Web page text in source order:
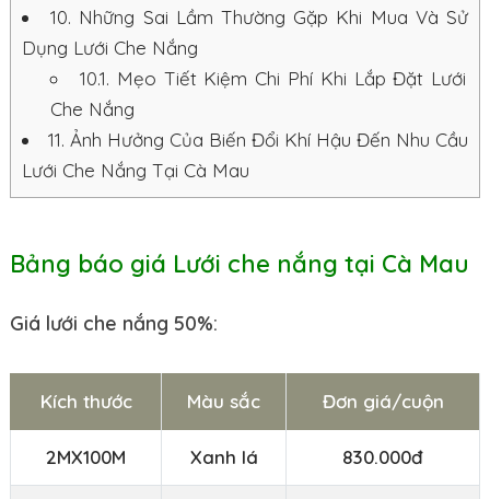
10. Những Sai Lầm Thường Gặp Khi Mua Và Sử
Dụng Lưới Che Nắng
10.1. Mẹo Tiết Kiệm Chi Phí Khi Lắp Đặt Lưới
Che Nắng
11. Ảnh Hưởng Của Biến Đổi Khí Hậu Đến Nhu Cầu
Lưới Che Nắng Tại Cà Mau
Bảng báo giá Lưới che nắng tại Cà Mau
Giá lưới che nắng 50%:
Kích thước Màu sắc Đơn giá/cuộn
2MX100M Xanh lá 830.000đ